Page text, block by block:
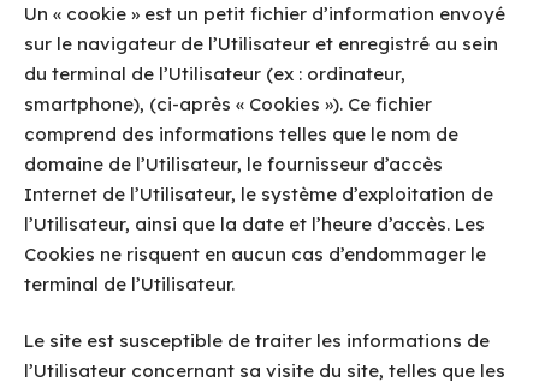
Un « cookie » est un petit fichier d’information envoyé
sur le navigateur de l’Utilisateur et enregistré au sein
du terminal de l’Utilisateur (ex : ordinateur,
smartphone), (ci-après « Cookies »). Ce fichier
comprend des informations telles que le nom de
domaine de l’Utilisateur, le fournisseur d’accès
Internet de l’Utilisateur, le système d’exploitation de
l’Utilisateur, ainsi que la date et l’heure d’accès. Les
Cookies ne risquent en aucun cas d’endommager le
terminal de l’Utilisateur.
Le site est susceptible de traiter les informations de
l’Utilisateur concernant sa visite du site, telles que les